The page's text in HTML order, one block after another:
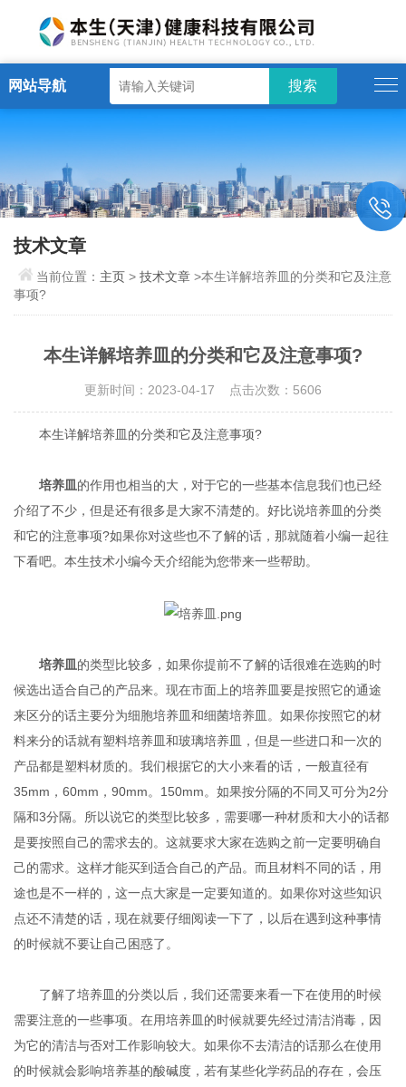
网站导航
技术文章
当前位置： 主页 >技术文章 >本生详解培养皿的分类和它及注意
事项?
本生详解培养皿的分类和它及注意事项?
更新时间：2023-04-17 点击次数：5606
本生详解培养皿的分类和它及注意事项?
培养皿的作用也相当的大，对于它的一些基本信息我们也已经
介绍了不少，但是还有很多是大家不清楚的。好比说培养皿的分类
和它的注意事项?如果你对这些也不了解的话，那就随着小编一起往
下看吧。本生技术小编今天介绍能为您带来一些帮助。
培养皿的类型比较多，如果你提前不了解的话很难在选购的时
候选出适合自己的产品来。现在市面上的培养皿要是按照它的通途
来区分的话主要分为细胞培养皿和细菌培养皿。如果你按照它的材
料来分的话就有塑料培养皿和玻璃培养皿，但是一些进口和一次的
产品都是塑料材质的。我们根据它的大小来看的话，一般直径有
35mm，60mm，90mm。150mm。如果按分隔的不同又可分为2分
隔和3分隔。所以说它的类型比较多，需要哪一种材质和大小的话都
是要按照自己的需求去的。这就要求大家在选购之前一定要明确自
己的需求。这样才能买到适合自己的产品。而且材料不同的话，用
途也是不一样的，这一点大家是一定要知道的。如果你对这些知识
点还不清楚的话，现在就要仔细阅读一下了，以后在遇到这种事情
的时候就不要让自己困惑了。
了解了培养皿的分类以后，我们还需要来看一下在使用的时候
需要注意的一些事项。在用培养皿的时候就要先经过清洁消毒，因
为它的清洁与否对工作影响较大。如果你不去清洁的话那么在使用
的时候就会影响培养基的酸碱度，若有某些化学药品的存在，会压